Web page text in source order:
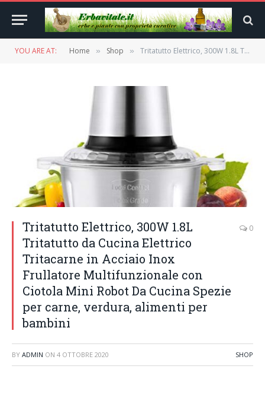
YOU ARE AT: Home » Shop » Tritatutto Elettrico, 300W 1.8L Tritatutto da Cucina Elettrico Tritacarne in Acciaio Inox Frullatore Multifunzionale con Ciotola Mini Robot Da Cucina Spezie per carne, verdura, alimenti per bambini
Tritatutto Elettrico, 300W 1.8L
Tritatutto da Cucina Elettrico
Tritacarne in Acciaio Inox
Frullatore Multifunzionale con
Ciotola Mini Robot Da Cucina Spezie
per carne, verdura, alimenti per
bambini
0
BY ADMIN ON 4 OTTOBRE 2020 SHOP